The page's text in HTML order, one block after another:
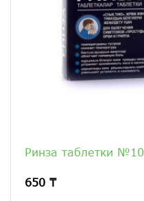
Ринза таблетки №10
650 ₸